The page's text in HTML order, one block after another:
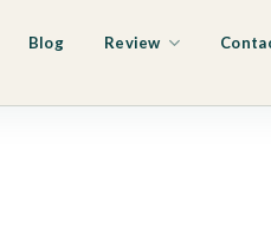
Blog Review